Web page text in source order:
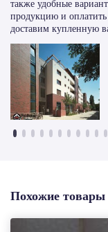
также удобные
продукцию и
доставим купленную
Похожие товары